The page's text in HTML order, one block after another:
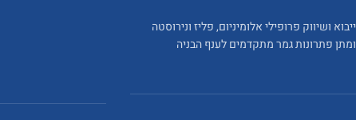
ייבוא ושיווק פרופילי אלומיניום, פליז ונירוסטה
ומתן פתרונות גמר מתקדמים לענף הבניה